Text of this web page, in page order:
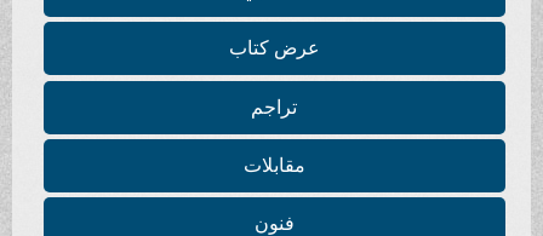
عرض كتاب
تراجم
مقابلات
فنون